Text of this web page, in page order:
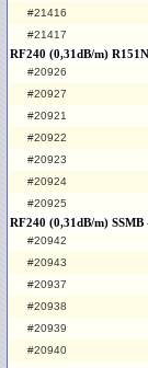
#21416
#21417
RF240 (0,31dB/m)
#20926
#20927
#20921
#20922
#20923
#20924
#20925
RF240 (0,31dB/m)
#20942
#20943
#20937
#20938
#20939
#20940